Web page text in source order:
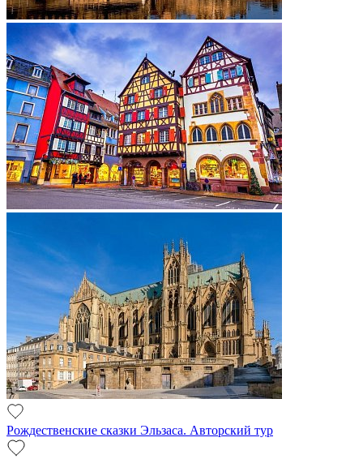
Рождественские сказки Эльзаса. Авторский тур